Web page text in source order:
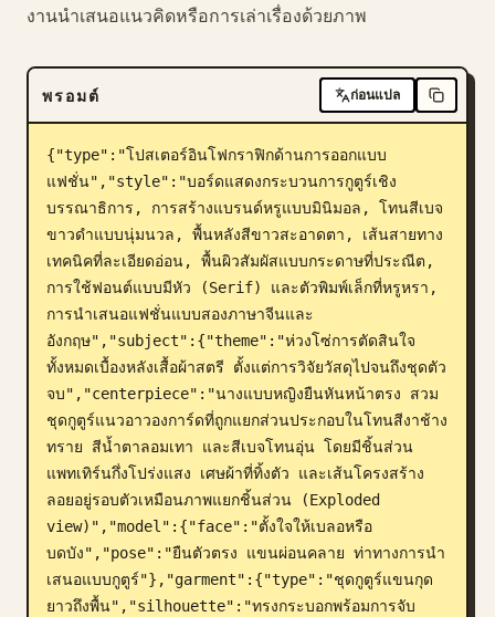
บล็อก
อัปเดต
งานนำเสนอแนวคิดหรือการเล่าเรื่องด้วยภาพ
พรอมต์ ก่อนแปล
{"type":"โปสเตอร์อินโฟกราฟิกด้านการออกแบบ
แฟชั่น","style":"บอร์ดแสดงกระบวนการกูตูร์เชิง
บรรณาธิการ, การสร้างแบรนด์หรูแบบมินิมอล, โทนสีเบจ
ขาวดำแบบนุ่มนวล, พื้นหลังสีขาวสะอาดตา, เส้นสายทาง
เทคนิคที่ละเอียดอ่อน, พื้นผิวสัมผัสแบบกระดาษที่ประณีต,
การใช้ฟอนต์แบบมีหัว (Serif) และตัวพิมพ์เล็กที่หรูหรา,
การนำเสนอแฟชั่นแบบสองภาษาจีนและ
อังกฤษ","subject":{"theme":"ห่วงโซ่การตัดสินใจ
ทั้งหมดเบื้องหลังเสื้อผ้าสตรี ตั้งแต่การวิจัยวัสดุไปจนถึงชุดตัว
จบ","centerpiece":"นางแบบหญิงยืนหันหน้าตรง สวม
ชุดกูตูร์แนวอาวองการ์ดที่ถูกแยกส่วนประกอบในโทนสีงาช้าง
ทราย สีน้ำตาลอมเทา และสีเบจโทนอุ่น โดยมีชิ้นส่วน
แพทเทิร์นกึ่งโปร่งแสง เศษผ้าที่ทิ้งตัว และเส้นโครงสร้าง
ลอยอยู่รอบตัวเหมือนภาพแยกชิ้นส่วน (Exploded
view)","model":{"face":"ตั้งใจให้เบลอหรือ
บดบัง","pose":"ยืนตัวตรง แขนผ่อนคลาย ท่าทางการนำ
เสนอแบบกูตูร์"},"garment":{"type":"ชุดกูตูร์แขนกุด
ยาวถึงพื้น","silhouette":"ทรงกระบอกพร้อมการจับ